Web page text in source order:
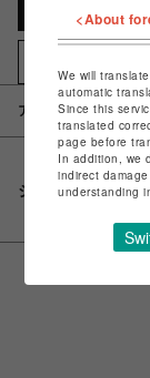
アイテム説明 / 素材
シェアする
<About
We will
automatic
Since this
translated
page before
In addition, we
indirect
understanding